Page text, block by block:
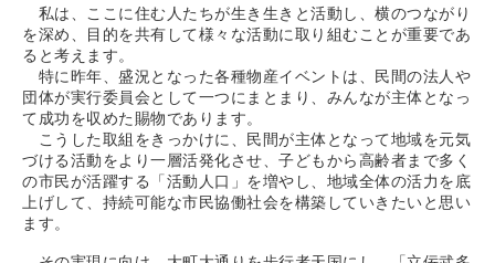
私は、ここに住む人たちが生き生きと活動し、横のつながり
を深め、目的を共有して様々な活動に取り組むことが重要であ
ると考えます。
特に昨年、盛況となった各種物産イベントは、民間の法人や
団体が実行委員会として一つにまとまり、みんなが主体となっ
て成功を収めた賜物であります。
こうした取組をきっかけに、民間が主体となって地域を元気
づける活動をより一層活発化させ、子どもから高齢者まで多く
の市民が活躍する「活動人口」を増やし、地域全体の活力を底
上げして、持続可能な市民協働社会を構築していきたいと思い
ます。